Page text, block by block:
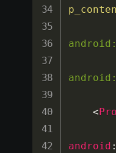
<
android :